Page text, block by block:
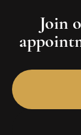
Join